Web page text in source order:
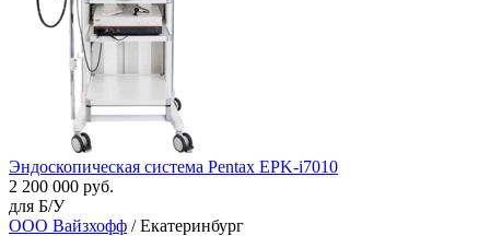
Эндоскопическая система Pentax EPK-i7010
2 200 000 руб.
для Б/У
ООО Вайзхофф / Екатеринбург